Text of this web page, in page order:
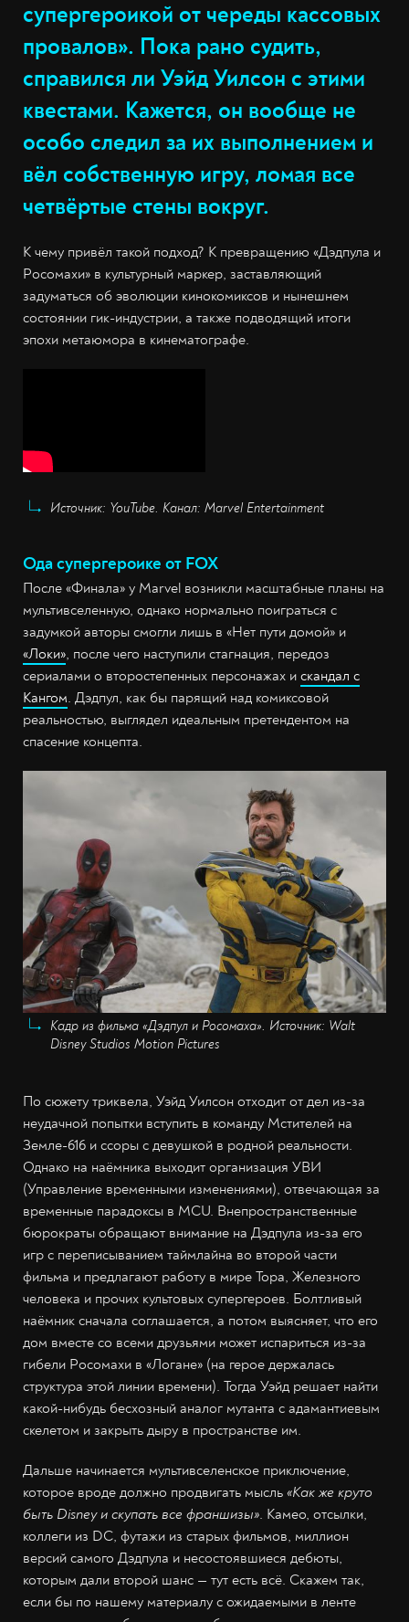
супергероикой от череды кассовых
провалов». Пока рано судить,
справился ли Уэйд Уилсон с этими
квестами. Кажется, он вообще не
особо следил за их выполнением и
вёл собственную игру, ломая все
четвёртые стены вокруг.
К чему привёл такой подход? К превращению «Дэдпула и
Росомахи» в культурный маркер, заставляющий
задуматься об эволюции кинокомиксов и нынешнем
состоянии гик-индустрии, а также подводящий итоги
эпохи метаюмора в кинематографе.
Источник: YouTube. Канал: Marvel Entertainment
Ода супергероике от FOX
После «Финала» у Marvel возникли масштабные планы на
мультивселенную, однако нормально поиграться с
задумкой авторы смогли лишь в «Нет пути домой» и
«Локи», после чего наступили стагнация, передоз
сериалами о второстепенных персонажах и скандал с
Кангом. Дэдпул, как бы парящий над комиксовой
реальностью, выглядел идеальным претендентом на
спасение концепта.
Кадр из фильма «Дэдпул и Росомаха». Источник: Walt
Disney Studios Motion Pictures
По сюжету триквела, Уэйд Уилсон отходит от дел из-за
неудачной попытки вступить в команду Мстителей на
Земле-616 и ссоры с девушкой в родной реальности.
Однако на наёмника выходит организация УВИ
(Управление временными изменениями), отвечающая за
временные парадоксы в MCU. Внепространственные
бюрократы обращают внимание на Дэдпула из-за его
игр с переписыванием таймлайна во второй части
фильма и предлагают работу в мире Тора, Железного
человека и прочих культовых супергероев. Болтливый
наёмник сначала соглашается, а потом выясняет, что его
дом вместе со всеми друзьями может испариться из-за
гибели Росомахи в «Логане» (на герое держалась
структура этой линии времени). Тогда Уэйд решает найти
какой-нибудь бесхозный аналог мутанта с адамантиевым
скелетом и закрыть дыру в пространстве им.
Дальше начинается мультивселенское приключение,
которое вроде должно продвигать мысль «Как же круто
быть Disney и скупать все франшизы». Камео, отсылки,
коллеги из DC, футажи из старых фильмов, миллион
версий самого Дэдпула и несостоявшиеся дебюты,
которым дали второй шанс — тут есть всё. Скажем так,
если бы по нашему материалу с ожидаемыми в ленте